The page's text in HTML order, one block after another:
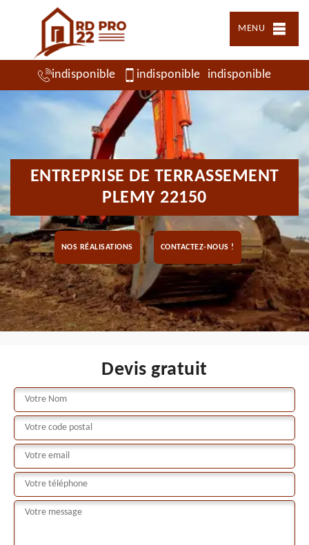
MENU
indisponible indisponible indisponible
ENTREPRISE DE TERRASSEMENT
PLEMY 22150
NOS RÉALISATIONS CONTACTEZ-NOUS !
Devis gratuit